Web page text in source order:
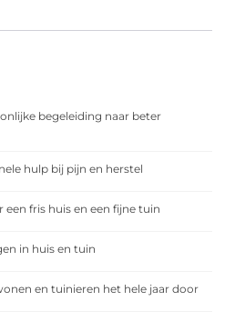
begeleiding naar beter
hulp bij pijn en herstel
fris huis en een fijne tuin
in huis en tuin
en tuinieren het hele jaar door